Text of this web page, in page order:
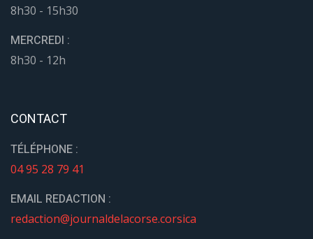
8h30 - 15h30
MERCREDI :
8h30 - 12h
CONTACT
TÉLÉPHONE :
04 95 28 79 41
EMAIL REDACTION :
redaction@journaldelacorse.corsica